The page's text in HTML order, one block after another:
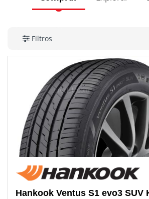
Filtros
Hankook Ventus S1 evo3 SUV